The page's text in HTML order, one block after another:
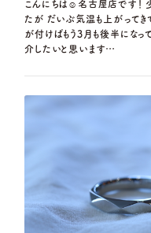
こんにちは☺️名古屋店です！
たが だいぶ気温も上がってき
が付けばもう3月も後半になっ
介したいと思います…